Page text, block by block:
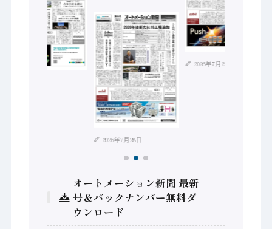
2026年7月28日
2026年7月21日
オートメーション新聞 最新
号＆バックナンバー無料ダ
ウンロード